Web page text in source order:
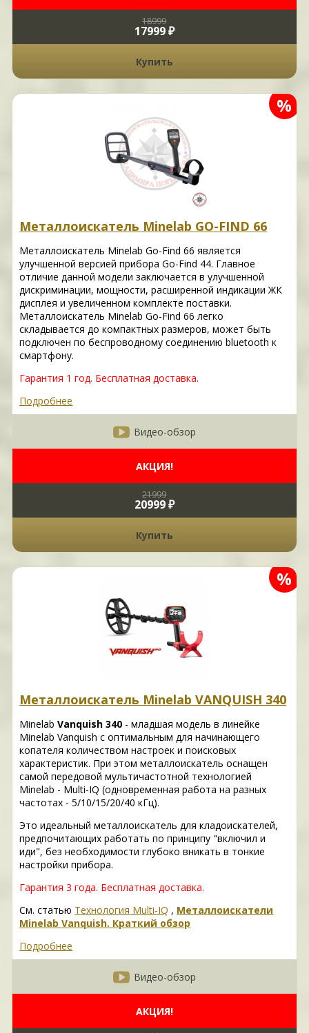
18999
17999 ₽
Купить
%
Металлоискатель Minelab GO-FIND 66
Металлоискатель Minelab Go-Find 66 является
улучшенной версией прибора Go-Find 44. Главное
отличие данной модели заключается в улучшенной
дискриминации, мощности, расширенной индикации ЖК
дисплея и увеличенном комплекте поставки.
Металлоискатель Minelab Go-Find 66 легко
складывается до компактных размеров, может быть
подключен по беспроводному соединению bluetooth к
смартфону.
Гарантия 1 год. Бесплатная доставка.
Подробнее
Видео-обзор
АКЦИЯ!
21999
20999 ₽
Купить
%
Металлоискатель Minelab VANQUISH 340
MinelabVanquish 340 - младшая модель в линейке
Minelab Vanquish с оптимальным для начинающего
копателя количеством настроек и поисковых
характеристик. При этом металлоискатель оснащен
самой передовой мультичастотной технологией
Minelab - Multi-IQ (одновременная работа на разных
частотах - 5/10/15/20/40 кГц).
Это идеальный металлоискатель для кладоискателей,
предпочитающих работать по принципу "включил и
иди", без необходимости глубоко вникать в тонкие
настройки прибора.
Гарантия 3 года. Бесплатная доставка.
См. статью Технология Multi-IQ , Металлоискатели
Minelab Vanquish. Краткий обзор
Подробнее
Видео-обзор
АКЦИЯ!